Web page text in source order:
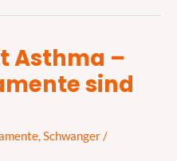
Asthma –
sind
,Schwanger/